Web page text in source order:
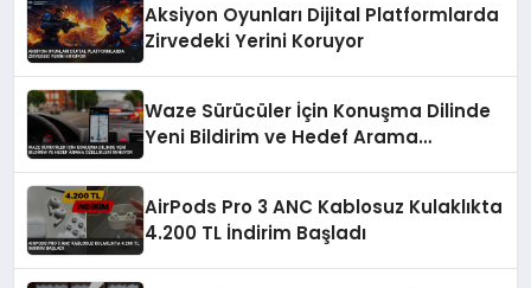
Aksiyon Oyunları Dijital Platformlarda
Zirvedeki Yerini Koruyor
Waze Sürücüler İçin Konuşma Dilinde
Yeni Bildirim ve Hedef Arama
AirPods Pro 3 ANC Kablosuz Kulaklıkta
4.200 TL İndirim Başladı